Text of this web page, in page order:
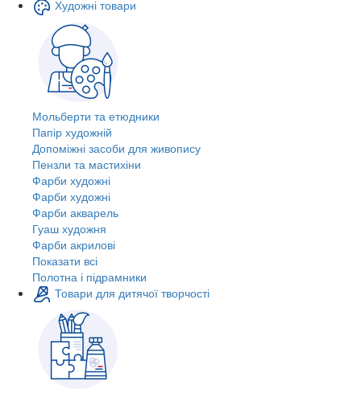
Художні товари
Мольберти та етюдники
Папір художній
Допоміжні засоби для живопису
Пензли та мастихіни
Фарби художні
Фарби художні
Фарби акварель
Гуаш художня
Фарби акрилові
Показати всі
Полотна і підрамники
Товари для дитячої творчості